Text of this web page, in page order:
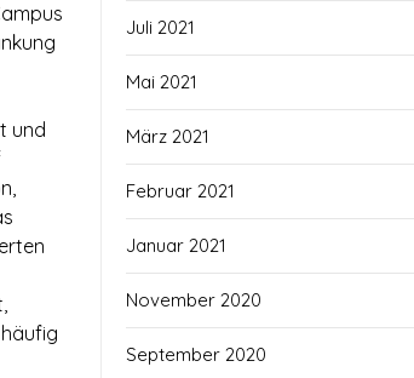
und
Juli 2021
Mai 2021
März 2021
Februar 2021
Januar 2021
November 2020
September 2020